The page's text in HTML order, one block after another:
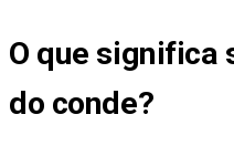
O que significa
do conde?